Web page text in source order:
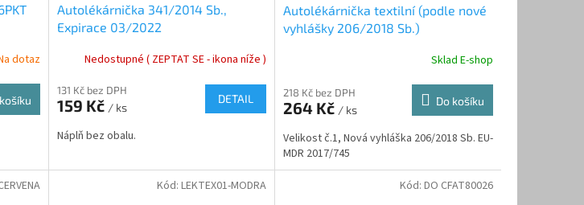
dotaz
Autolékárnička 341/2014 Sb.,
Expirace 03/2022
Nedostupné ( ZEPTAT SE - ikona níže )
131 Kč bez DPH
159 Kč / ks
DETAIL
Náplň bez obalu.
Autolékárnička textilní (podle nové
vyhlášky 206/2018 Sb.)
Sklad E-shop
218 Kč bez DPH
264 Kč / ks
Do košíku
Velikost č.1, Nová vyhláška 206/2018 Sb. EU-
MDR 2017/745
Kód: LEKTEX01-MODRA Kód: DO CFAT80026